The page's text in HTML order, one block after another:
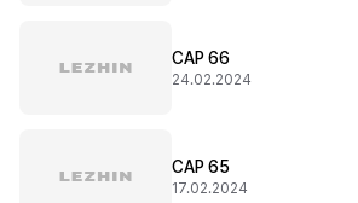
CAP 66
24.02.2024
CAP 65
17.02.2024